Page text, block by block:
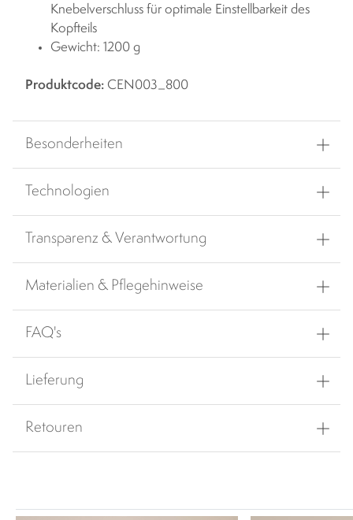
Knebelverschluss für optimale Einstellbarkeit des
Kopfteils
Gewicht: 1200 g
Produktcode: CEN003_800
Besonderheiten
Technologien
Transparenz & Verantwortung
Materialien & Pflegehinweise
FAQ's
Lieferung
Retouren